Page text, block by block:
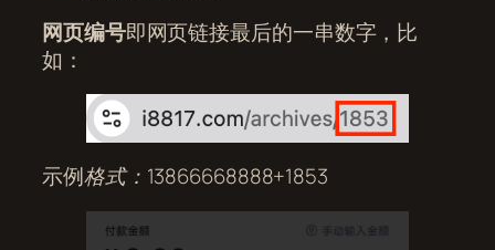
网页编号即网页链接最后的一串数字，比
如：
示例格式：13866668888+1853